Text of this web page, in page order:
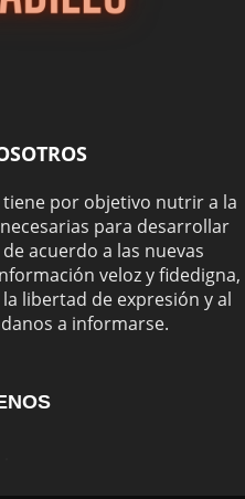
por objetivo nutrir a la
para desarrollar
acuerdo a las nuevas
veloz y fidedigna,
libertad de expresión y al
a informarse.